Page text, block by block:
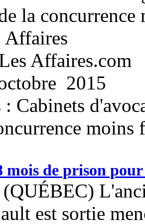
la
Affaires.com
2015
: Cabinets
moins
mois de prison
(QUÉBEC)
est sortie